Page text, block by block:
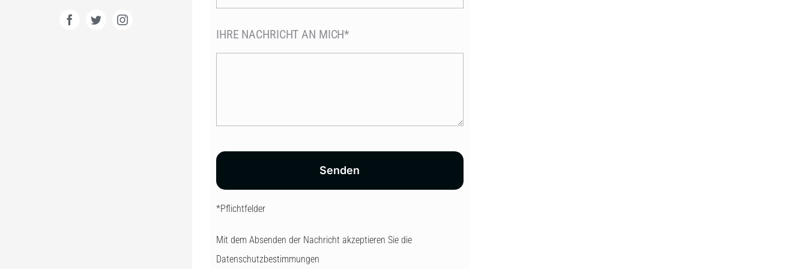
IHRE NACHRICHT AN MICH*
Senden
*Pflichtfelder
Mit dem Absenden der Nachricht akzeptieren Sie die
Datenschutzbestimmungen